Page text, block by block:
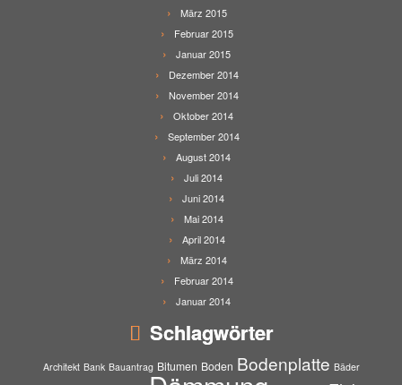
März 2015
Februar 2015
Januar 2015
Dezember 2014
November 2014
Oktober 2014
September 2014
August 2014
Juli 2014
Juni 2014
Mai 2014
April 2014
März 2014
Februar 2014
Januar 2014
Schlagwörter
Architekt Bank Bauantrag Bitumen Boden Bodenplatte Bäder